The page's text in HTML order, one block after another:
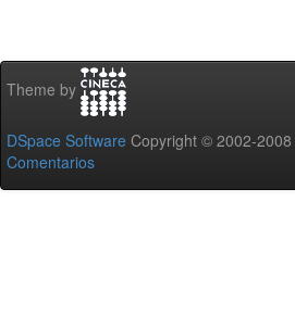
Theme by
DSpace Software Copyright © 2002-2008
Comentarios